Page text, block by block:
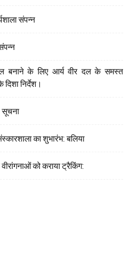
संपन्न
बनाने के लिए आर्य वीर दल के समस्त
निर्देश।
सूचना
का शुभारंभ: बलिया
वीरांगनाओं को कराया ट्रैकिंग: